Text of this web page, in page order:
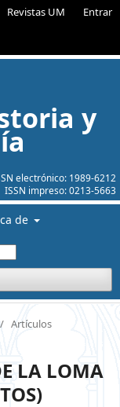
Revistas UM Entrar
electrónico: 1989-6212
ISSN impreso:0213-5663
y
de
/ Artículos
LA LOMA